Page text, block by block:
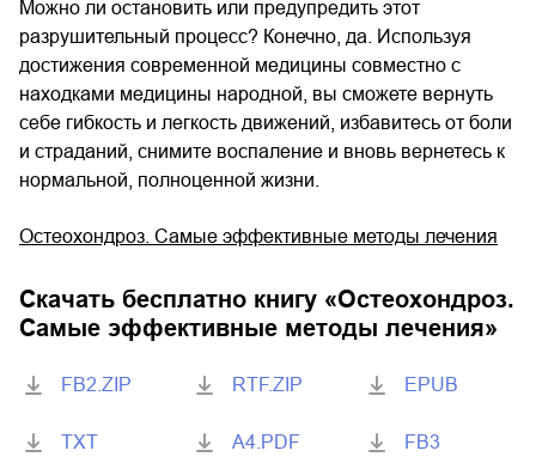
Можно ли остановить или предупредить этот
разрушительный процесс? Конечно, да. Используя
достижения современной медицины совместно с
находками медицины народной, вы сможете вернуть
себе гибкость и легкость движений, избавитесь от боли
и страданий, снимите воспаление и вновь вернетесь к
нормальной, полноценной жизни.
Остеохондроз. Самые эффективные методы лечения
Скачать бесплатно книгу «Остеохондроз.
Самые эффективные методы лечения»
FB2.ZIP
TXT
RTF.ZIP
A4.PDF
EPUB
FB3